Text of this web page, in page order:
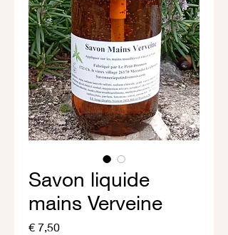
Savon liquide
mains Verveine
€ 7,50Prijs